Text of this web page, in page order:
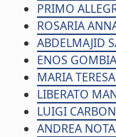
PRIMO
ROSARIA
ABDELMAJID
ENOS GOMBIA
MARIA
LIBERATO
LUIGI
ANDREA